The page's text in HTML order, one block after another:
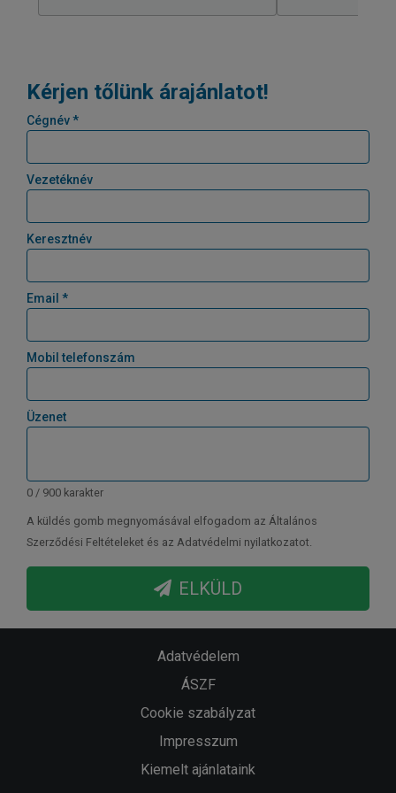
Kérjen tőlünk árajánlatot!
Cégnév *
Vezetéknév
Keresztnév
Email *
Mobil telefonszám
Üzenet
0 / 900 karakter
A küldés gomb megnyomásával elfogadom az Általános
Szerződési Feltételeket és az Adatvédelmi nyilatkozatot.
ELKÜLD
Adatvédelem
ÁSZF
Cookie szabályzat
Impresszum
Kiemelt ajánlataink